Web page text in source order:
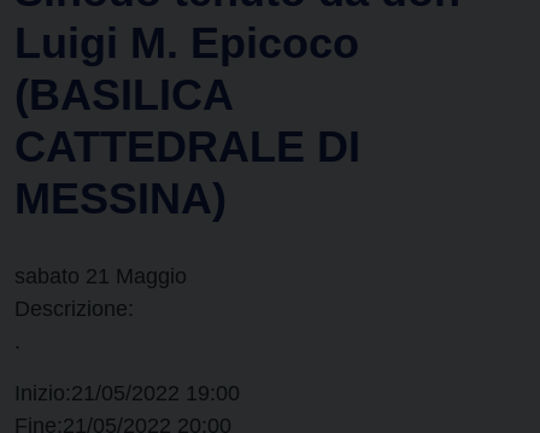
Luigi M. Epicoco
(BASILICA
CATTEDRALE DI
MESSINA)
sabato 21 Maggio
Descrizione:
.
Inizio:21/05/2022 19:00
Fine:21/05/2022 20:00